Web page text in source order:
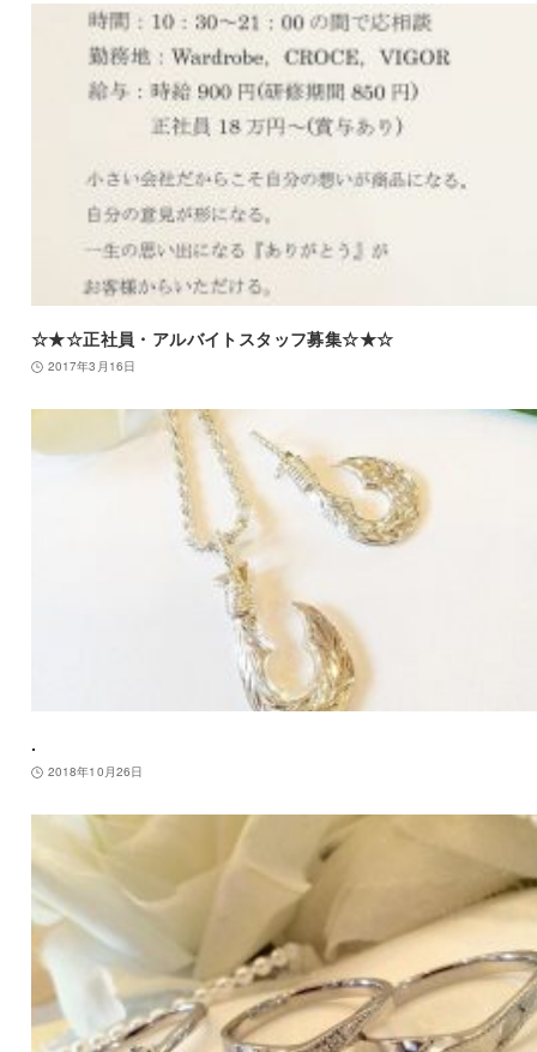
☆★☆正社員・アルバイトスタッフ募集☆★☆
2017年3月16日
.
2018年10月26日